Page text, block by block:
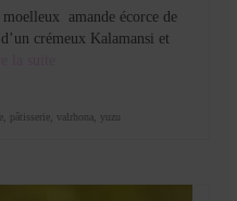
moelleux amande écorce de
crémeux Kalamansi et
, pâtisserie, valrhona, yuzu